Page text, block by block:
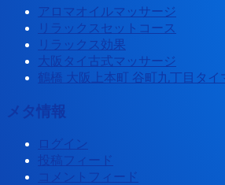
アロマオイルマッサージ
リラックスセットコース
リラックス効果
大阪タイ古式マッサージ
鶴橋 大阪上本町 谷町九丁目タイ
メタ情報
ログイン
投稿フィード
コメントフィード